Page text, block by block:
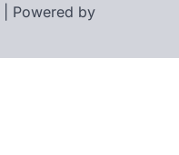
| Powered by